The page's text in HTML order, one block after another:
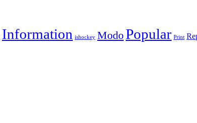
Information ishockey ModoPopular Print